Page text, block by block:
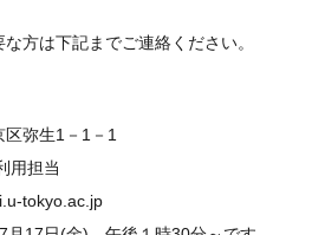
方は下記までご連絡ください。
区弥生1－1－1
用担当
tokyo.ac.jp